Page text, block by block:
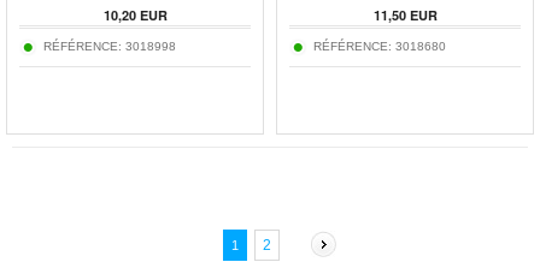
10,20EUR
RÉFÉRENCE: 3018998
11,50EUR
RÉFÉRENCE: 3018680
1 2